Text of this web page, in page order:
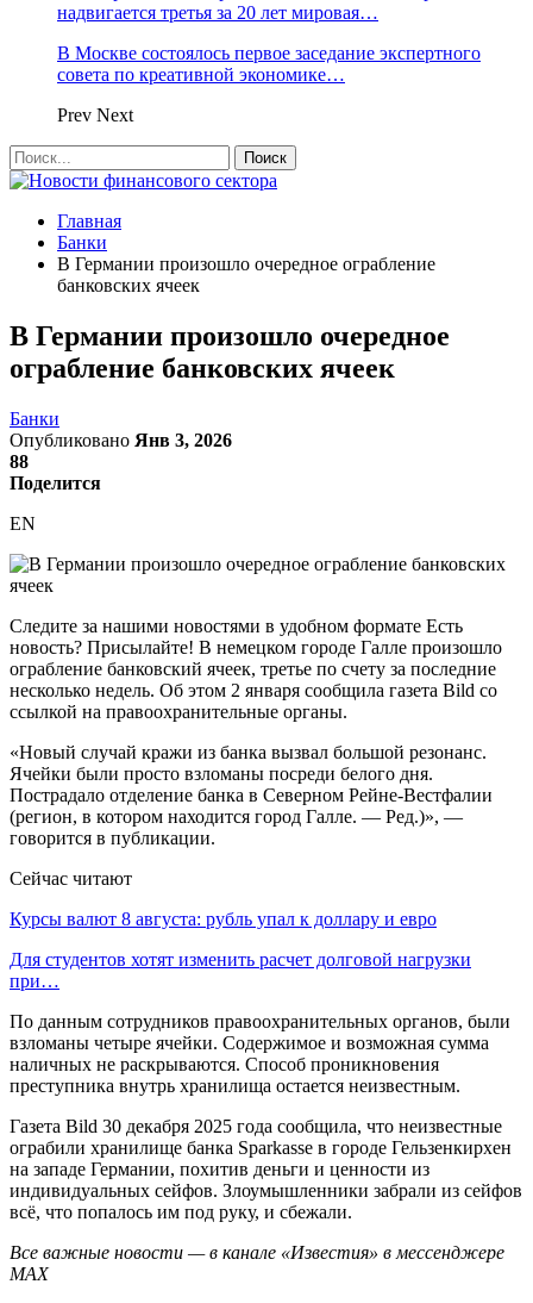
надвигается третья за 20 лет мировая…
В Москве состоялось первое заседание экспертного
совета по креативной экономике…
Prev Next
Главная
Банки
В Германии произошло очередное ограбление
банковских ячеек
В Германии произошло очередное
ограбление банковских ячеек
Банки
Опубликовано Янв 3, 2026
88
Поделится
EN
Следите за нашими новостями в удобном формате Есть
новость? Присылайте! В немецком городе Галле произошло
ограбление банковский ячеек, третье по счету за последние
несколько недель. Об этом 2 января сообщила газета Bild со
ссылкой на правоохранительные органы.
«Новый случай кражи из банка вызвал большой резонанс.
Ячейки были просто взломаны посреди белого дня.
Пострадало отделение банка в Северном Рейне-Вестфалии
(регион, в котором находится город Галле. — Ред.)», —
говорится в публикации.
Сейчас читают
Курсы валют 8 августа: рубль упал к доллару и евро
Для студентов хотят изменить расчет долговой нагрузки
при…
По данным сотрудников правоохранительных органов, были
взломаны четыре ячейки. Содержимое и возможная сумма
наличных не раскрываются. Способ проникновения
преступника внутрь хранилища остается неизвестным.
Газета Bild 30 декабря 2025 года сообщила, что неизвестные
ограбили хранилище банка Sparkasse в городе Гельзенкирхен
на западе Германии, похитив деньги и ценности из
индивидуальных сейфов. Злоумышленники забрали из сейфов
всë, что попалось им под руку, и сбежали.
Все важные новости — в канале «Известия» в мессенджере
МАХ